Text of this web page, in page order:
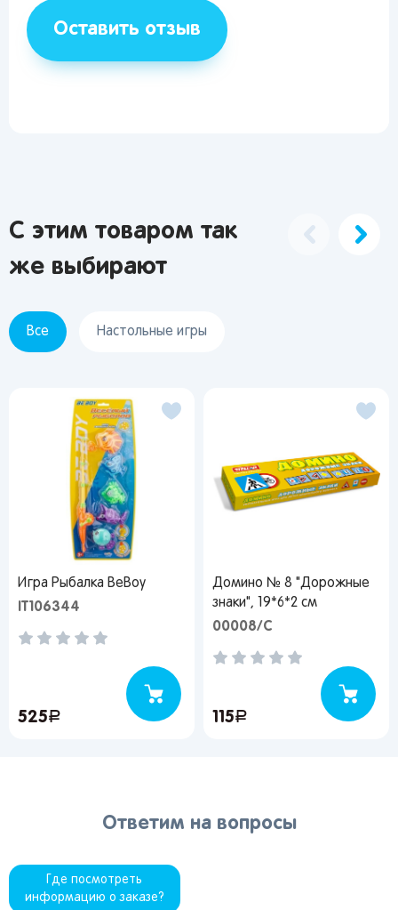
Оставить отзыв
С этим товаром так
же выбирают
Все Настольные игры
Игра Рыбалка ВеВоу
IT106344
525руб.
Домино № 8 "Дорожные
знаки", 19*6*2 см
00008/C
115руб.
Ответим на вопросы
Где посмотреть
информацию о заказе?
Вернуться